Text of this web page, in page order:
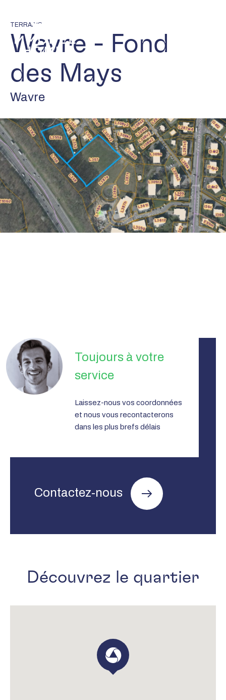
principal
TERRAINS
Wavre - Fond
des Mays
Wavre
Toujours à votre
service
Laissez-nous vos coordonnées
et nous vous recontacterons
dans les plus brefs délais
Contactez-nous
Découvrez le quartier